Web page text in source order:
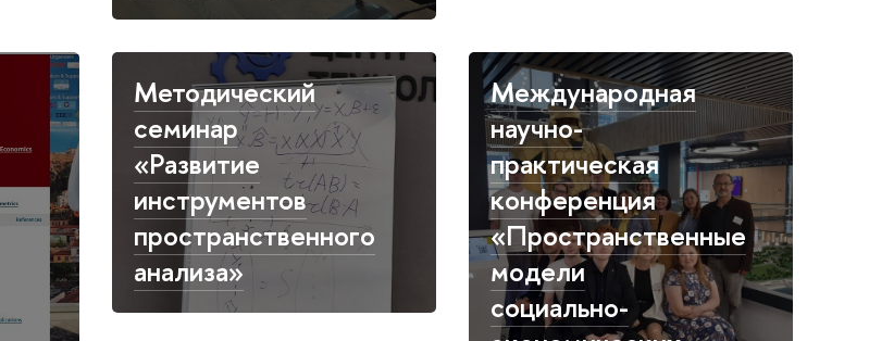
Методический
семинар
«Развитие
инструментов
пространственного
анализа»
Международная
научно-
практическая
конференция
«Пространственные
модели
социально-